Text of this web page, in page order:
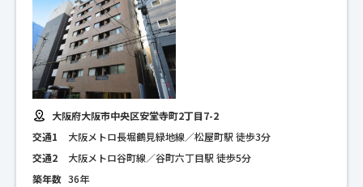
大阪府大阪市中央区安堂寺町2丁目7-2
交通1
大阪メトロ長堀鶴見緑地線／松屋町駅 徒歩3分
交通2
大阪メトロ谷町線／谷町六丁目駅 徒歩5分
築年数 36年